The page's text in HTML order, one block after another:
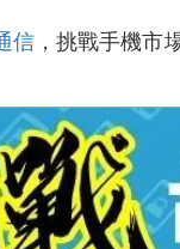
信，挑戰手機市